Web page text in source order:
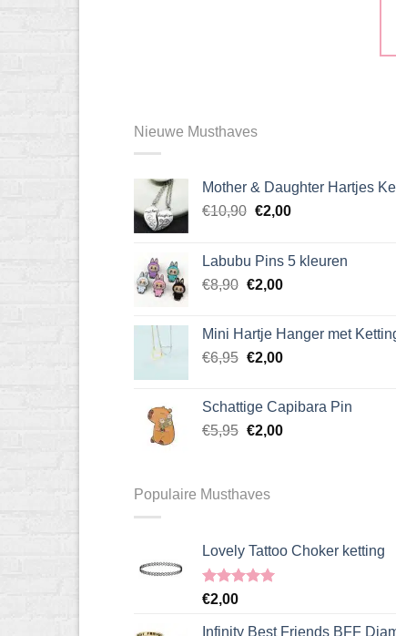
Nieuwe Musthaves
Mother & Daughter Hartjes
€10,90 Oorspronkelijke
€10,90.
€2,00Huidige
€2,00.
Labubu Pins 5 kleuren
€8,90 Oorspronkelijke
€8,90.
€2,00Huidige
€2,00.
Mini Hartje Hanger met
€6,95 Oorspronkelijke
€6,95.
€2,00Huidige
€2,00.
Schattige Capibara Pin
€5,95 Oorspronkelijke
€2,00Huidige
Populaire Musthaves
Lovely Tattoo Choker ketting
Gewaardeerd
€2,00
Infinity Best Friends BFF